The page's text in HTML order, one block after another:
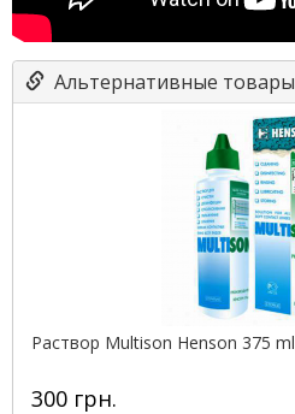
Альтернативные товары
Раствор Multison Henson 375 ml
300 грн.